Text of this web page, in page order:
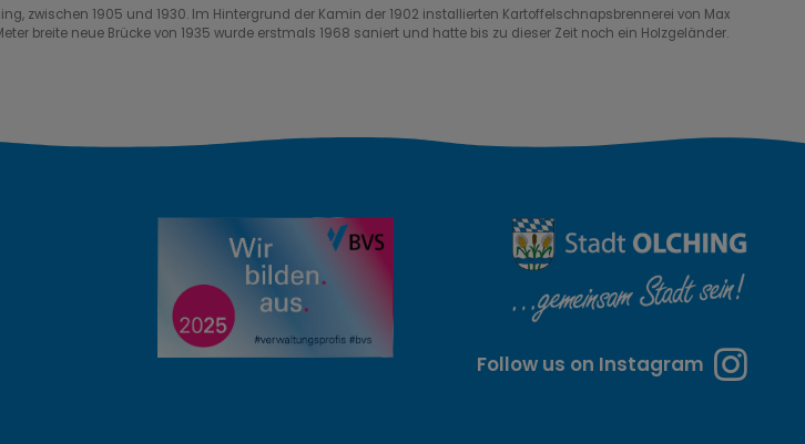
zwischen 1905 und 1930. Im Hintergrund der Kamin der 1902 installierten Kartoffelschnapsbrennerei von Max
breite neue Brücke von 1935 wurde erstmals 1968 saniert und hatte bis zu dieser Zeit noch ein Holzgeländer.
Follow us on Instagram